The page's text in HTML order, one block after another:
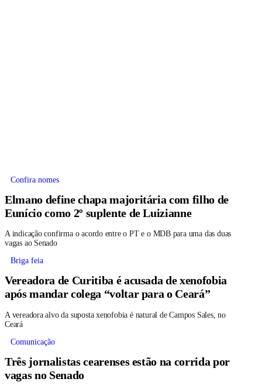
Confira nomes
Elmano define chapa majoritária com filho de
Eunício como 2º suplente de Luizianne
A indicação confirma o acordo entre o PT e o MDB para uma das duas
vagas ao Senado
Briga feia
Vereadora de Curitiba é acusada de xenofobia
após mandar colega “voltar para o Ceará”
A vereadora alvo da suposta xenofobia é natural de Campos Sales, no
Ceará
Comunicação
Três jornalistas cearenses estão na corrida por
vagas no Senado